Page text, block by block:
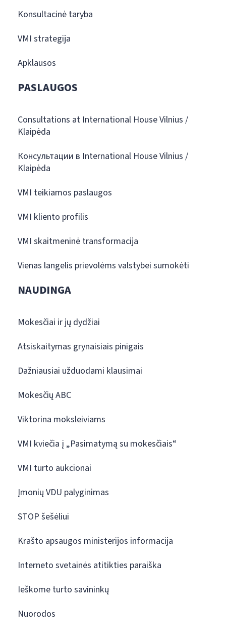
Konsultacinė taryba
VMI strategija
Apklausos
PASLAUGOS
Consultations at International House Vilnius /
Klaipėda
Консультации в International House Vilnius /
Klaipėda
VMI teikiamos paslaugos
VMI kliento profilis
VMI skaitmeninė transformacija
Vienas langelis prievolėms valstybei sumokėti
NAUDINGA
Mokesčiai ir jų dydžiai
Atsiskaitymas grynaisiais pinigais
Dažniausiai užduodami klausimai
Mokesčių ABC
Viktorina moksleiviams
VMI kviečia į „Pasimatymą su mokesčiais“
VMI turto aukcionai
Įmonių VDU palyginimas
STOP šešėliui
Krašto apsaugos ministerijos informacija
Interneto svetainės atitikties paraiška
Ieškome turto savininkų
Nuorodos